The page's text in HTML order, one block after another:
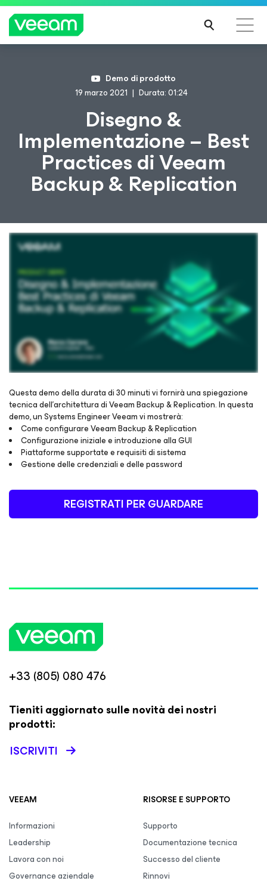
Linee guida di Veeam per i clienti interessati
dall'aggiornamento dei contenuti di CrowdStrike
RNE
DI
Demo di prodotto
19 marzo 2021
Durata: 01:24
Disegno &
Implementazione – Best
Practices di Veeam
Backup & Replication
Registrati per accedere alla visione del webinar
Questa demo della durata di 30 minuti vi fornirà una spiegazione
tecnica dell’architettura di Veeam Backup & Replication. In questa
demo, un Systems Engineer Veeam vi mostrerà:
Come configurare Veeam Backup & Replication
Configurazione iniziale e introduzione alla GUI
Piattaforme supportate e requisiti di sistema
Gestione delle credenziali e delle password
REGISTRATI PER GUARDARE
+33 (805) 080 476
Tieniti aggiornato sulle novità dei nostri
prodotti:
ISCRIVITI
VEEAM
Informazioni
Leadership
Lavora con noi
Governance aziendale
RISORSE E SUPPORTO
Supporto
Documentazione tecnica
Successo del cliente
Rinnovi